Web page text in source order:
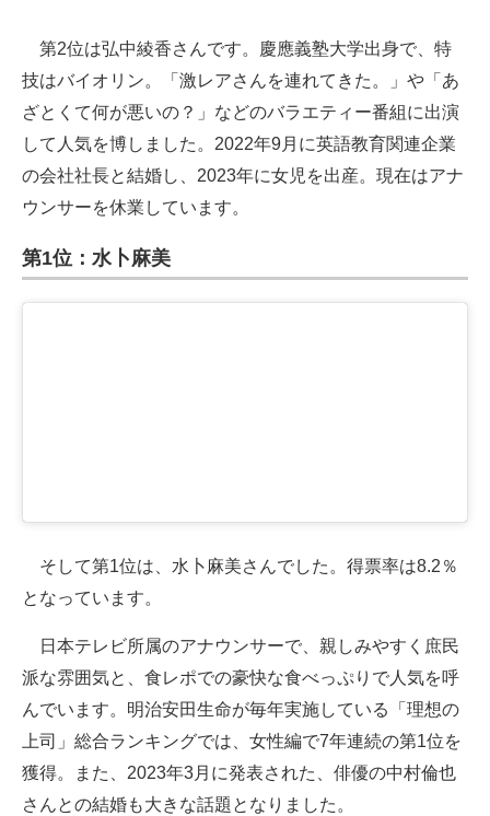
第2位は弘中綾香さんです。慶應義塾大学出身で、特
技はバイオリン。「激レアさんを連れてきた。」や「あ
ざとくて何が悪いの？」などのバラエティー番組に出演
して人気を博しました。2022年9月に英語教育関連企業
の会社社長と結婚し、2023年に女児を出産。現在はアナ
ウンサーを休業しています。
第1位：水卜麻美
そして第1位は、水卜麻美さんでした。得票率は8.2％
となっています。
日本テレビ所属のアナウンサーで、親しみやすく庶民
派な雰囲気と、食レポでの豪快な食べっぷりで人気を呼
んでいます。明治安田生命が毎年実施している「理想の
上司」総合ランキングでは、女性編で7年連続の第1位を
獲得。また、2023年3月に発表された、俳優の中村倫也
さんとの結婚も大きな話題となりました。